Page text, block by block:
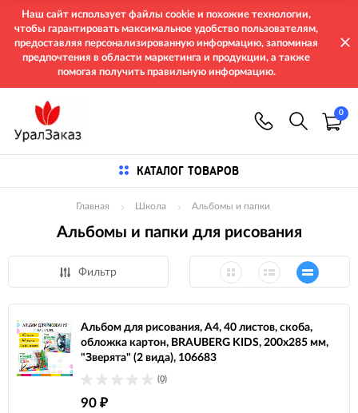
Наш сайт использует файлы cookie и похожие технологии,
чтобы гарантировать максимальное удобство пользователям,
предоставляя персонализированную информацию, запоминая
предпочтения в области маркетинга и продукции, а также
помогая получить правильную информацию.
0
КАТАЛОГ ТОВАРОВ
Главная Школа Альбомы и папки
Альбомы и папки для рисования
Фильтр
Альбом для рисования, А4, 40 листов, скоба,
обложка картон, BRAUBERG KIDS, 200х285 мм,
"Зверята" (2 вида), 106683
(0)
90 ₽